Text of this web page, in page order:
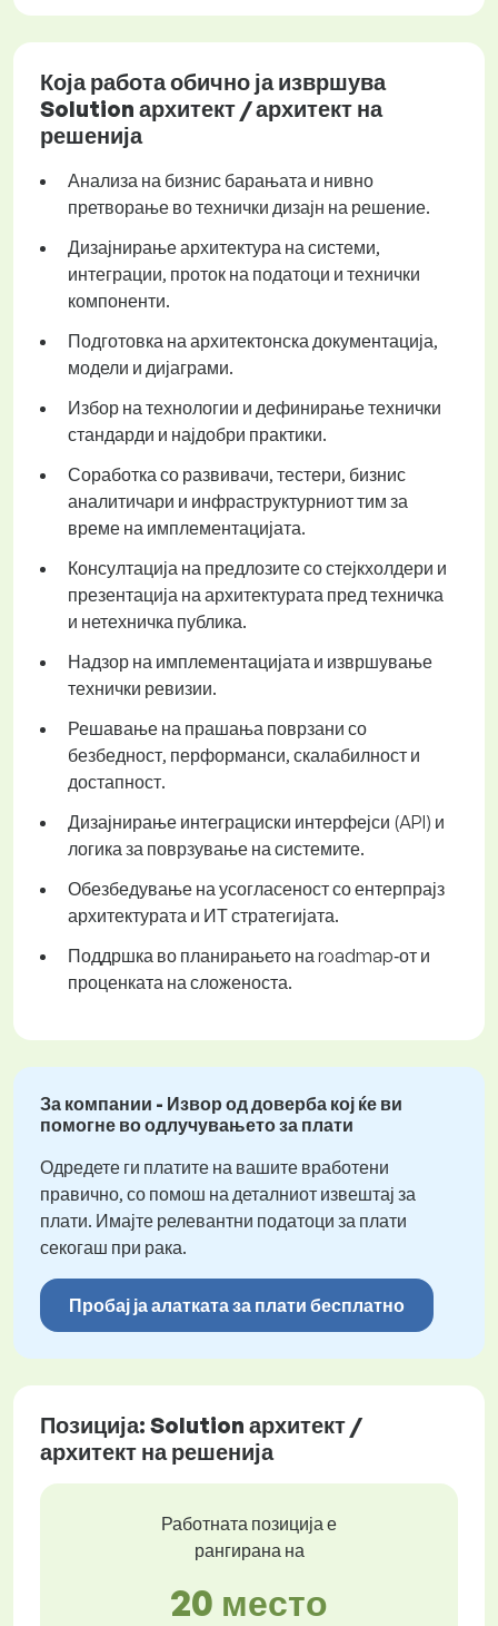
Која работа обично ја извршува
Solution архитект / архитект на
решенија
Анализа на бизнис барањата и нивно
претворање во технички дизајн на решение.
Дизајнирање архитектура на системи,
интеграции, проток на податоци и технички
компоненти.
Подготовка на архитектонска документација,
модели и дијаграми.
Избор на технологии и дефинирање технички
стандарди и најдобри практики.
Соработка со развивачи, тестери, бизнис
аналитичари и инфраструктурниот тим за
време на имплементацијата.
Консултација на предлозите со стејкхолдери и
презентација на архитектурата пред техничка
и нетехничка публика.
Надзор на имплементацијата и извршување
технички ревизии.
Решавање на прашања поврзани со
безбедност, перформанси, скалабилност и
достапност.
Дизајнирање интеграциски интерфејси (API) и
логика за поврзување на системите.
Обезбедување на усогласеност со ентерпрајз
архитектурата и ИТ стратегијата.
Поддршка во планирањето на roadmap‑от и
проценката на сложеноста.
За компании - Извор од доверба кој ќе ви
помогне во одлучувањето за плати
Одредете ги платите на вашите вработени
правично, со помош на деталниот извештај за
плати. Имајте релевантни податоци за плати
секогаш при рака.
Пробај ја алатката за плати бесплатно
Позиција: Solution архитект /
архитект на решенија
Работната позиција е
рангирана на
20 место